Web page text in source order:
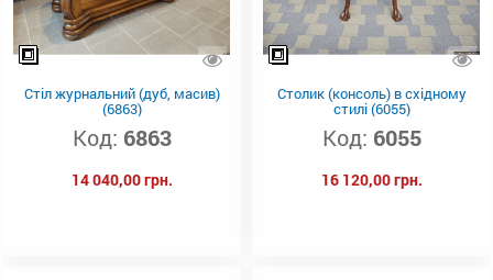
Стіл журнальний (дуб, масив)
(6863)
Код: 6863
14 040,00 грн.
Столик (консоль) в східному
стилі (6055)
Код: 6055
16 120,00 грн.